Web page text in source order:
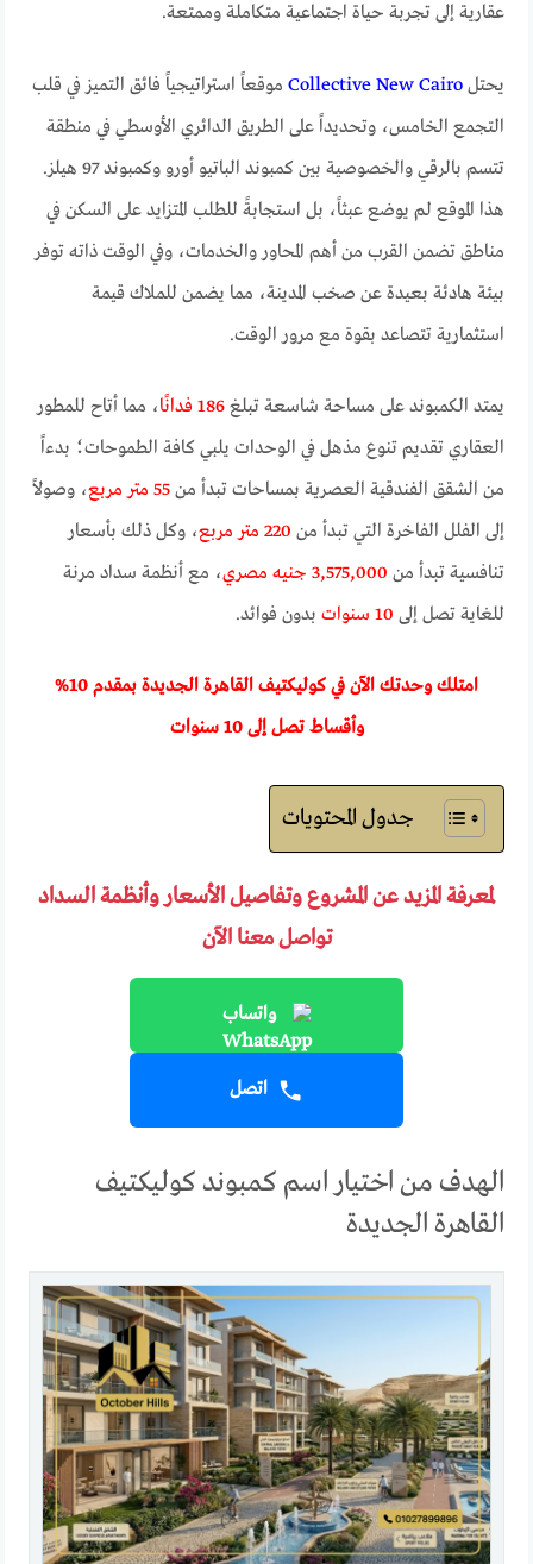
عقارية إلى تجربة حياة اجتماعية متكاملة وممتعة.
يحتلCollective New Cairo موقعاً استراتيجياً فائق التميز في قلب
التجمع الخامس، وتحديداً على الطريق الدائري الأوسطي في منطقة
تتسم بالرقي والخصوصية بين كمبوند الباتيو أورو وكمبوند 97 هيلز.
هذا الموقع لم يوضع عبثاً، بل استجابةً للطلب المتزايد على السكن في
مناطق تضمن القرب من أهم المحاور والخدمات، وفي الوقت ذاته توفر
بيئة هادئة بعيدة عن صخب المدينة، مما يضمن للملاك قيمة
استثمارية تتصاعد بقوة مع مرور الوقت.
يمتد الكمبوند على مساحة شاسعة تبلغ186 فدانًا
، مما أتاح للمطور
العقاري تقديم تنوع مذهل في الوحدات يلبي كافة الطموحات؛ بدءاً
من الشقق الفندقية العصرية بمساحات تبدأ من55 متر مربع
، وصولاً
إلى الفلل الفاخرة التي تبدأ من 220 متر مربع
، وكل ذلك بأسعار
تنافسية تبدأ من 3,575,000 جنيه مصري
، مع أنظمة سداد مرنة
للغاية تصل إلى 10 سنوات بدون فوائد.
امتلك وحدتك الآن في كوليكتيف القاهرة الجديدة بمقدم 10%
وأقساط تصل إلى 10 سنوات
جدول المحتويات
لمعرفة المزيد عن المشروع وتفاصيل الأسعار وأنظمة السداد
تواصل معنا الآن
واتساب
اتصل
الهدف من اختيار اسم كمبوند كوليكتيف
القاهرة الجديدة